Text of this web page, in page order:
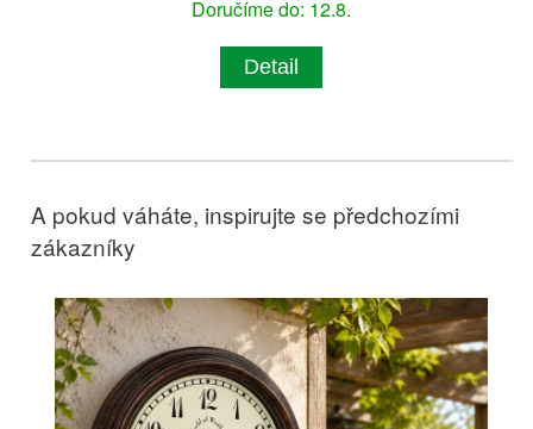
Doručíme do: 12.8.
Detail
A pokud váháte, inspirujte se předchozími
zákazníky